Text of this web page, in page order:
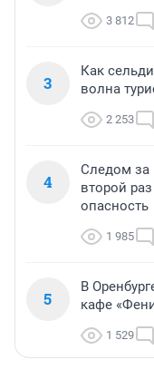
3 812
3
Как
волна
2 253
4
Следом за
второй
опасность
1 985
5
В
кафе
1 529